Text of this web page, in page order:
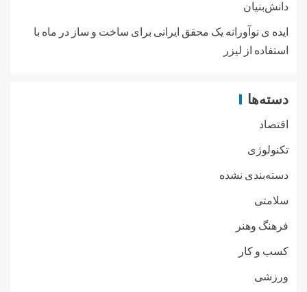
دانش‌بنیان
ایده ی نوآورانه یک محقق ایرانی برای ساخت و ساز در ماه با
استفاده از لیزر
دسته‌ها
اقتصاد
تکنولوژی
دسته‌بندی نشده
سلامتی
فرهنگ وهنر
کسب و کار
ورزشی